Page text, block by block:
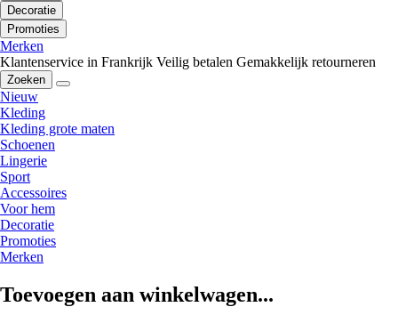
Decoratie
Promoties
Merken
Klantenservice in Frankrijk Veilig betalen Gemakkelijk retourneren
Zoeken
Nieuw
Kleding
Kleding grote maten
Schoenen
Lingerie
Sport
Accessoires
Voor hem
Decoratie
Promoties
Merken
Toevoegen aan winkelwagen...